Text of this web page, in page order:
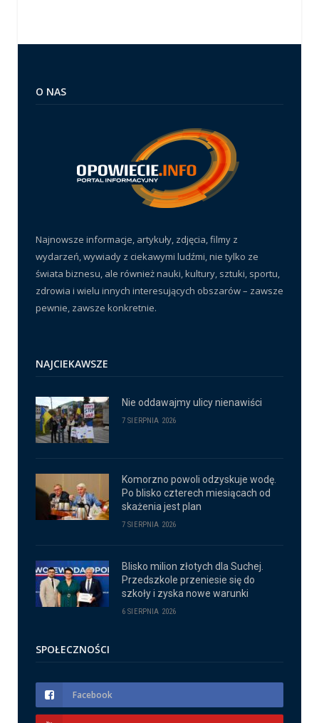
O NAS
Najnowsze informacje, artykuły, zdjęcia, filmy z
wydarzeń, wywiady z ciekawymi ludźmi, nie tylko ze
świata biznesu, ale również nauki, kultury, sztuki, sportu,
zdrowia i wielu innych interesujących obszarów – zawsze
pewnie, zawsze konkretnie.
NAJCIEKAWSZE
Nie oddawajmy ulicy nienawiści
7 SIERPNIA 2026
Komorzno powoli odzyskuje wodę.
Po blisko czterech miesiącach od
skażenia jest plan
7 SIERPNIA 2026
Blisko milion złotych dla Suchej.
Przedszkole przeniesie się do
szkoły i zyska nowe warunki
6 SIERPNIA 2026
SPOŁECZNOŚCI
Facebook